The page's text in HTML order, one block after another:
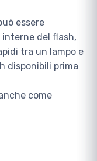
essere
del flash,
tra un lampo e
disponibili prima
come